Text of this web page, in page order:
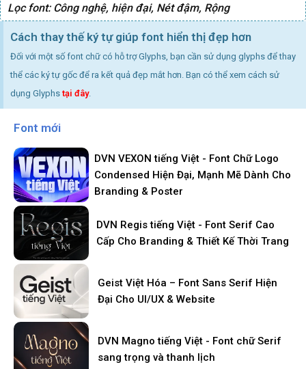
Lọc font: Công nghệ, hiện đại, Nét đậm, Rộng
Cách thay thế ký tự giúp font hiển thị đẹp hơn
Đối với một số font chữ có hỗ trợ Glyphs, bạn cần sử dụng glyphs để thay
thể các ký tự gốc để ra kết quả đẹp mắt hơn. Bạn có thể xem cách sử
dụng Glyphs tại đây.
Font mới
DVN VEXON tiếng Việt - Font Chữ Logo
Condensed Hiện Đại, Mạnh Mẽ Dành Cho
Branding & Poster
DVN Regis tiếng Việt - Font Serif Cao
Cấp Cho Branding & Thiết Kế Thời Trang
Geist Việt Hóa – Font Sans Serif Hiện
Đại Cho UI/UX & Website
DVN Magno tiếng Việt - Font chữ Serif
sang trọng và thanh lịch